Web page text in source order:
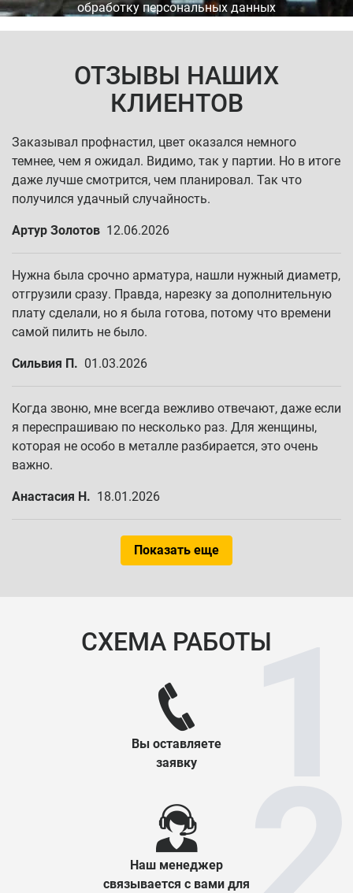
обработку персональных данных
ОТЗЫВЫ НАШИХ
КЛИЕНТОВ
Заказывал профнастил, цвет оказался немного
темнее, чем я ожидал. Видимо, так у партии. Но в итоге
даже лучше смотрится, чем планировал. Так что
получился удачный случайность.
Артур Золотов 12.06.2026
Нужна была срочно арматура, нашли нужный диаметр,
отгрузили сразу. Правда, нарезку за дополнительную
плату сделали, но я была готова, потому что времени
самой пилить не было.
Сильвия П. 01.03.2026
Когда звоню, мне всегда вежливо отвечают, даже если
я переспрашиваю по несколько раз. Для женщины,
которая не особо в металле разбирается, это очень
важно.
Анастасия Н. 18.01.2026
Показать еще
СХЕМА РАБОТЫ
Вы оставляете
заявку
Наш менеджер
связывается с вами для